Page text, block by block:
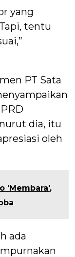
yang
tentu
PT Sata
dia, itu
oleh
'Membara',
ada